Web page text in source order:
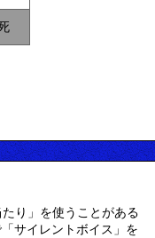
り」を使うことがある
サイレントボイス」を